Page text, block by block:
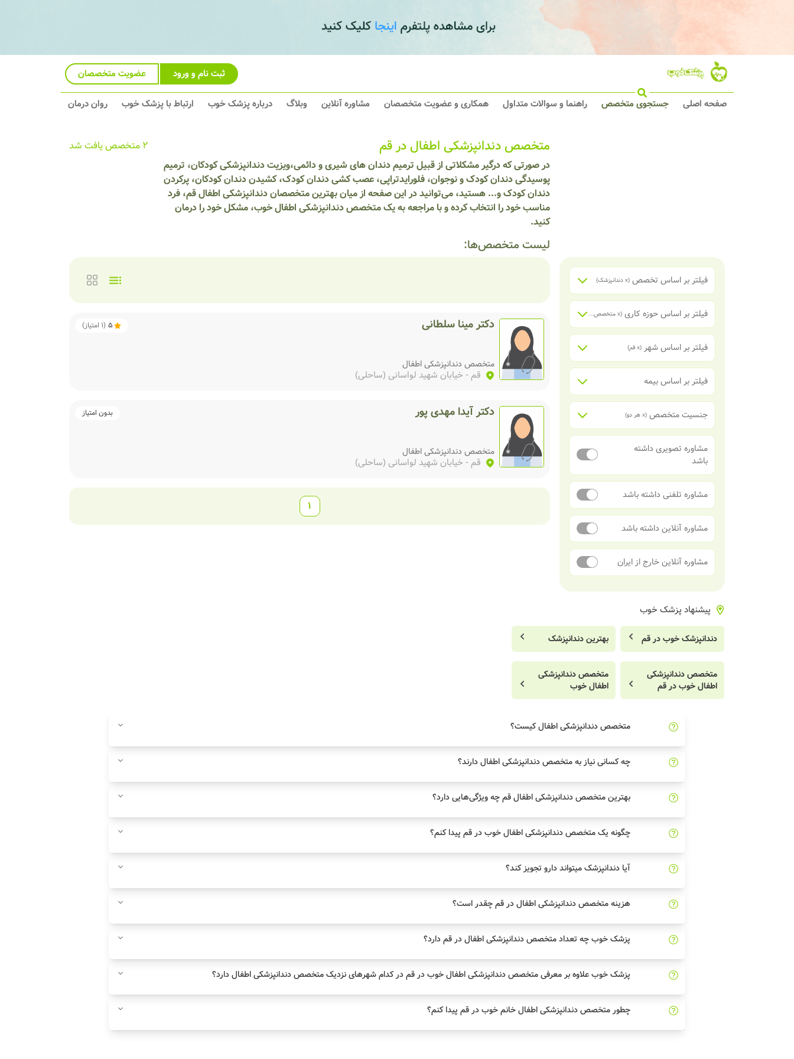
ثبت نام و ورود عضویت متخصصان
صفحه اصلی جستجوی متخصص راهنما و سوالات متداول همکاری و عضویت متخصصان مشاوره آنلاین وبلاگ درباره پزشک خوب ارتباط با پزشک خوب روان درمان
متخصص دندانپزشکی اطفال در قم
در صورتی که درگیر مشکلاتی از قبیل ترمیم دندان های شیری و دائمی،ویزیت دندانپزشکی کودکان، ترمیم
پوسیدگی دندان کودک و نوجوان، فلورایدتراپی، عصب کشی دندان کودک، کشیدن دندان کودکان، پرکردن
دندان کودک و... هستید، می‌توانید در این صفحه از میان بهترین متخصصان دندانپزشکی اطفال قم، فرد
مناسب خود را انتخاب کرده و با مراجعه به یک متخصص دندانپزشکی اطفال خوب، مشکل خود را درمان
کنید.
لیست متخصص‌ها:
2 متخصص یافت شد
فیلتر بر اساس تخصص (x دندانپزشک)
فیلتر بر اساس حوزه کاری (x متخصص دندانپزشکی اطفال
فیلتر بر اساس شهر (x قم)
فیلتر بر اساس بیمه
جنسیت متخصص (x هر دو)
مشاوره تصویری داشته
باشد
مشاوره تلفنی داشته باشد
مشاوره آنلاین داشته باشد
مشاوره آنلاین خارج از ایران
دکتر مینا سلطانی 5
(
1 امتیاز)
متخصص دندانپزشکی اطفال
قم- خیابان شهید لواسانی (ساحلی)
دکتر آیدا مهدی پور بدون امتیاز
متخصص دندانپزشکی اطفال
قم- خیابان شهید لواسانی (ساحلی)
1
پیشنهاد پزشک خوب
دندانپزشک خوب در قم بهترین دندانپزشک
متخصص دندانپزشکی
اطفال خوب در قم
متخصص دندانپزشکی
اطفال خوب
متخصص دندانپزشکی اطفال کیست؟
چه کسانی نیاز به متخصص دندانپزشکی اطفال دارند؟
بهترین متخصص دندانپزشکی اطفال قم چه ویژگی‌هایی دارد؟
چگونه یک متخصص دندانپزشکی اطفال خوب در قم پیدا کنم؟
آیا دندانپزشک میتواند دارو تجویز کند؟
هزینه متخصص دندانپزشکی اطفال در قم چقدر است؟
پزشک خوب چه تعداد متخصص دندانپزشکی اطفال در قم دارد؟
پزشک خوب علاوه بر معرفی متخصص دندانپزشکی اطفال خوب در قم در کدام شهرهای نزدیک متخصص دندانپزشکی اطفال دارد؟
چطور متخصص دندانپزشکی اطفال خانم خوب در قم پیدا کنم؟